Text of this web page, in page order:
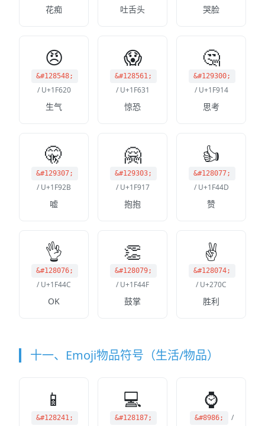
花痴 吐舌头 哭脸
😠
&#128548;
/ U+1F620
生气
😱
&#128561;
/ U+1F631
惊恐
🤔
&#129300;
/ U+1F914
思考
🤫
&#129307;
/ U+1F92B
嘘
🤗
&#129303;
/ U+1F917
抱抱
👍
&#128077;
/ U+1F44D
赞
👌
&#128076;
/ U+1F44C
OK
👏
&#128079;
/ U+1F44F
鼓掌
✌️
&#128074;
/ U+270C
胜利
十一、Emoji物品符号（生活/物品）
📱
&#128241;
💻
&#128187;
⌚
&#8986;
/